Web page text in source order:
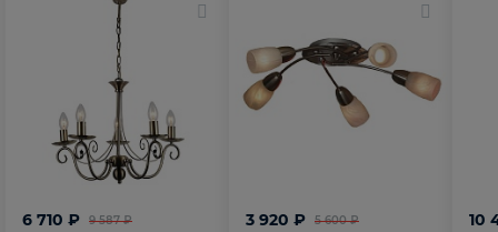
9 587 ₽
6 710 ₽ 5 600 ₽
3 920 ₽ 10